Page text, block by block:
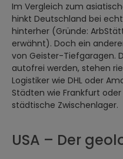
Im Vergleich zum
hinkt Deutschland bei
hinterher (Gründe:
erwähnt). Doch ein
von Geister-Tiefgaragen.
autofrei werden, stehen
Logistiker wie DHL oder
Städten wie Frankfurt
städtische Zwischenlager.
USA – Der